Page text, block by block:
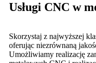
Usługi CNC w
Skorzystaj z najwyższej
oferując niezrównaną
Umożliwiamy realizację